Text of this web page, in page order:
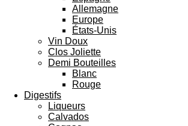
Allemagne
Europe
États-Unis
Vin Doux
Clos Joliette
Demi Bouteilles
Blanc
Rouge
Digestifs
Liqueurs
Calvados